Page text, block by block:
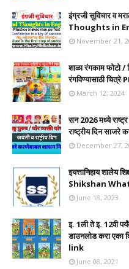
इंग्रजी सुविचार व
Thoughts in
November 21,
शाळा रंगकाम फोटो
रंगविण्यासाठी चित्रे
March 12, 2024
सन 2026 मध्ये राष्ट्र
राष्ट्रीय दिन साजरे
December 27,
इयत्तानिहाय
Shikshan
June 18, 2023
इ. 1ली ते इ. 12वी
डाउनलोड करा
link
June 08, 2021